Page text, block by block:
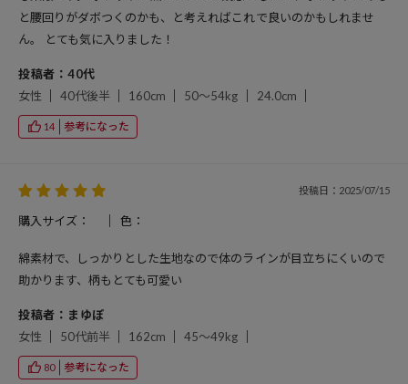
と腰回りがダボつくのかも、と考えればこれで良いのかもしれませ
ん。 とても気に入りました！
投稿者：40代
女性
40代後半 160cm 50～54kg 24.0cm
14 参考になった
投稿日：2025/07/15
購入サイズ： 色：
綿素材で、しっかりとした生地なので体のラインが目立ちにくいので
助かります、柄もとても可愛い
投稿者：まゆぽ
女性
50代前半 162cm 45～49kg
80 参考になった